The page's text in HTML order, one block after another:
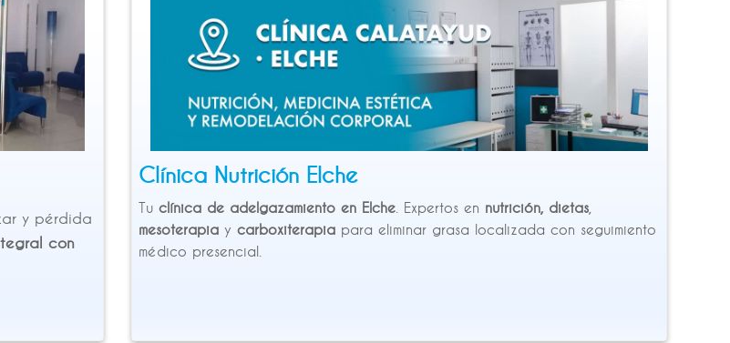
y pérdida
con
Clínica Nutrición Elche
Tu clínica de adelgazamiento en Elche . Expertos en nutrición, dietas
mesoterapia y carboxiterapia para eliminar grasa localizada con seguimiento
médico presencial.